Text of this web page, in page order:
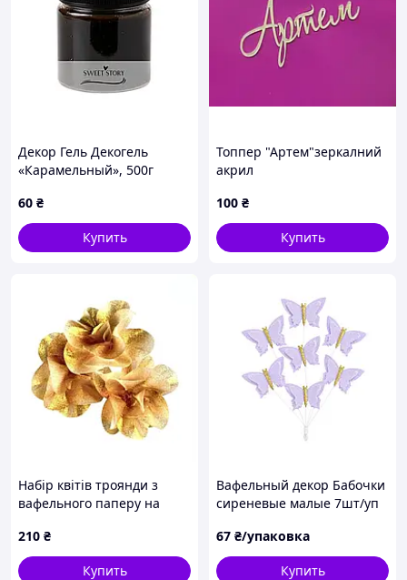
Декор Гель Декогель
«Карамельный», 500г
60 ₴
Купить
Топпер "Артем"зеркалний
акрил
100 ₴
Купить
Набір квітів троянди з
вафельного паперу на
210 ₴
Купить
Вафельный декор Бабочки
сиреневые малые 7шт/уп
67 ₴/упаковка
Купить